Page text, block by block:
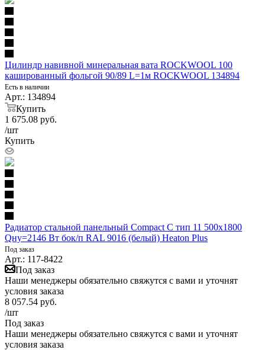
Цилиндр навивной минеральная вата ROCKWOOL 100
кашированный фольгой 90/89 L=1м ROCKWOOL 134894
Есть в наличии
Арт.: 134894
Купить
1 675.08 руб.
/шт
Купить
Радиатор стальной панельный Compact C тип 11 500х1800
Qну=2146 Вт бок/п RAL 9016 (белый) Heaton Plus
Под заказ
Арт.: 117-8422
Под заказ
Наши менеджеры обязательно свяжутся с вами и уточнят
условия заказа
8 057.54 руб.
/шт
Под заказ
Наши менеджеры обязательно свяжутся с вами и уточнят
условия заказа